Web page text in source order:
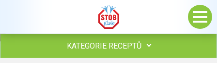
KATEGORIE RECEPTŮ